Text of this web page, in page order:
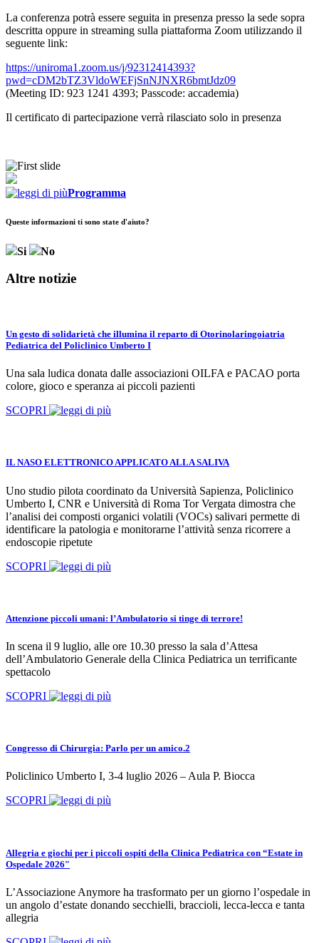
La conferenza potrà essere seguita in presenza presso la sede sopra
descritta oppure in streaming sulla piattaforma Zoom utilizzando il
seguente link:
https://uniroma1.zoom.us/j/92312414393?
pwd=cDM2bTZ3VldoWEFjSnNJNXR6bmtJdz09
(Meeting ID: 923 1241 4393; Passcode: accademia)
Il certificato di partecipazione verrà rilasciato solo in presenza
Programma
Queste informazioni ti sono state d'aiuto?
Si No
Altre notizie
Un gesto di solidarietà che illumina il reparto di Otorinolaringoiatria
Pediatrica del Policlinico Umberto I
Una sala ludica donata dalle associazioni OILFA e PACAO porta
colore, gioco e speranza ai piccoli pazienti
SCOPRI
IL NASO ELETTRONICO APPLICATO ALLA SALIVA
Uno studio pilota coordinato da Università Sapienza, Policlinico
Umberto I, CNR e Università di Roma Tor Vergata dimostra che
l’analisi dei composti organici volatili (VOCs) salivari permette di
identificare la patologia e monitorarne l’attività senza ricorrere a
endoscopie ripetute
SCOPRI
Attenzione piccoli umani: l’Ambulatorio si tinge di terrore!
In scena il 9 luglio, alle ore 10.30 presso la sala d’Attesa
dell’Ambulatorio Generale della Clinica Pediatrica un terrificante
spettacolo
SCOPRI
Congresso di Chirurgia: Parlo per un amico.2
Policlinico Umberto I, 3-4 luglio 2026 – Aula P. Biocca
SCOPRI
Allegria e giochi per i piccoli ospiti della Clinica Pediatrica con “Estate in
Ospedale 2026″
L’Associazione Anymore ha trasformato per un giorno l’ospedale in
un angolo d’estate donando secchielli, braccioli, lecca-lecca e tanta
allegria